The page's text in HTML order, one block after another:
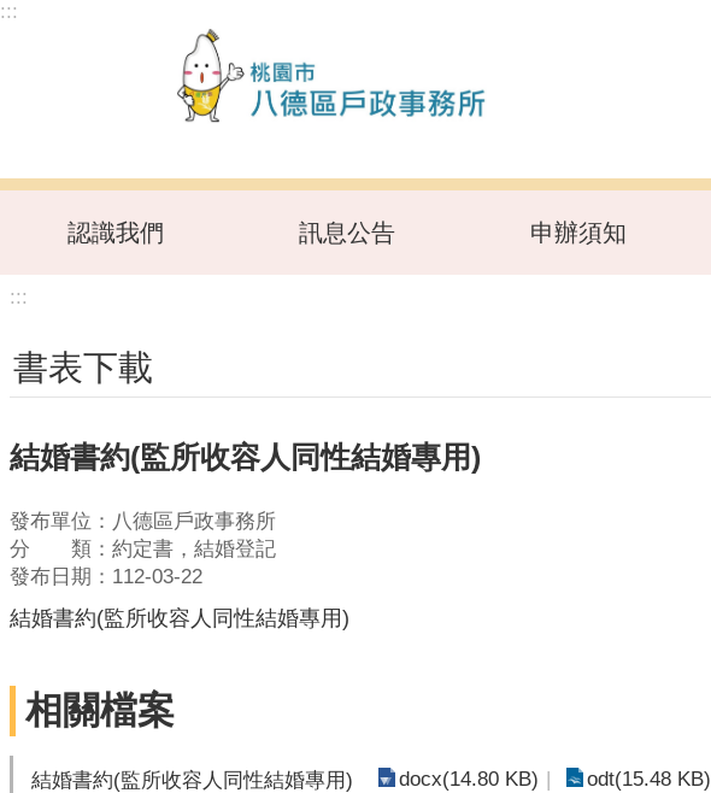
跳到主要內容區塊
:::
認識我們 訊息公告 申辦須知
:::
書表下載
結婚書約(監所收容人同性結婚專用)
發布單位：八德區戶政事務所
分 類：約定書，結婚登記
發布日期：112-03-22
結婚書約(監所收容人同性結婚專用)
相關檔案
結婚書約(監所收容人同性結婚專用) docx(14.80 KB) odt(15.48 KB)